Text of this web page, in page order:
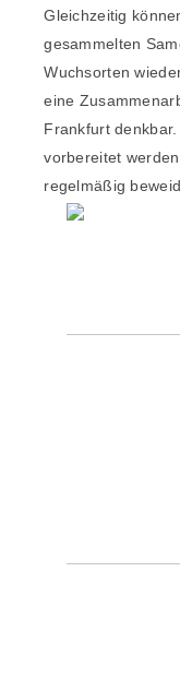
Gleichzeitig
gesammelten
Wuchsorten
eine
Frankfurt
vorbereitet
regelmäßig